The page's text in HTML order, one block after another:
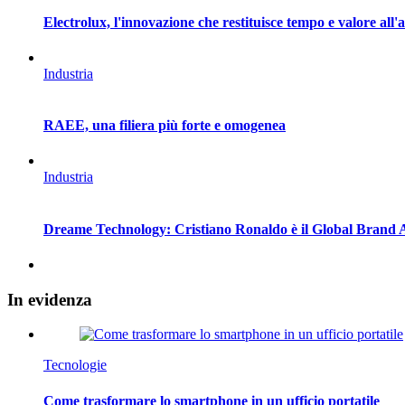
Electrolux, l'innovazione che restituisce tempo e valore
Industria
RAEE, una filiera più forte e omogenea
Industria
Dreame Technology: Cristiano Ronaldo è il Global Brand
In evidenza
Tecnologie
Come trasformare lo smartphone in un ufficio portatile